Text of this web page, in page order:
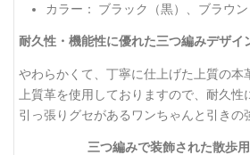
カラー： ブラック（黒）、ブラウ
耐久性・機能性に優れた三つ編みデザイ
やわらかくて、丁寧に仕上げた上質の本
上質革を使用しておりますので、耐久性
引っ張りグセがあるワンちゃんと引きの
三つ編みで装飾された散歩